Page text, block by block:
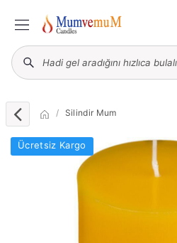
Silindir Mum
Ücretsiz Kargo